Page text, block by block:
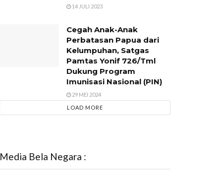
14 JULI 2023
Cegah Anak-Anak
Perbatasan Papua dari
Kelumpuhan, Satgas
Pamtas Yonif 726/Tml
Dukung Program
Imunisasi Nasional (PIN)
29 MEI 2024
LOAD MORE
Media Bela Negara :